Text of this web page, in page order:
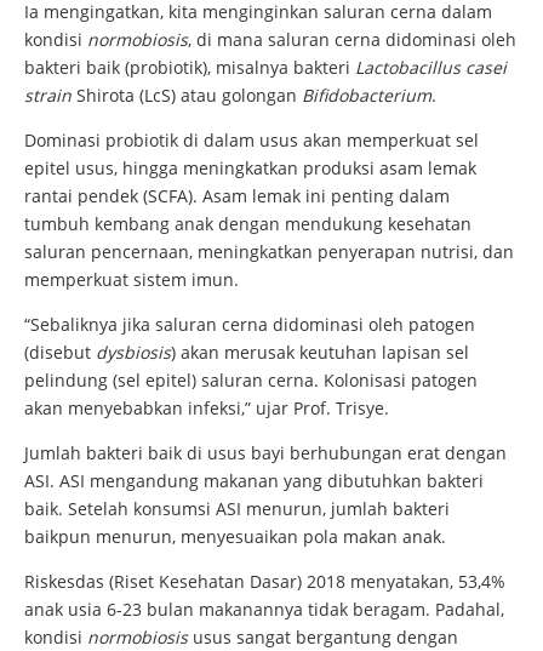
Ia mengingatkan, kita menginginkan saluran cerna dalam
kondisi normobiosis, di mana saluran cerna didominasi oleh
bakteri baik (probiotik), misalnya bakteri Lactobacillus casei
strain Shirota (LcS) atau golongan Bifidobacterium.
Dominasi probiotik di dalam usus akan memperkuat sel
epitel usus, hingga meningkatkan produksi asam lemak
rantai pendek (SCFA). Asam lemak ini penting dalam
tumbuh kembang anak dengan mendukung kesehatan
saluran pencernaan, meningkatkan penyerapan nutrisi, dan
memperkuat sistem imun.
“Sebaliknya jika saluran cerna didominasi oleh patogen
(disebut dysbiosis) akan merusak keutuhan lapisan sel
pelindung (sel epitel) saluran cerna. Kolonisasi patogen
akan menyebabkan infeksi,” ujar Prof. Trisye.
Jumlah bakteri baik di usus bayi berhubungan erat dengan
ASI. ASI mengandung makanan yang dibutuhkan bakteri
baik. Setelah konsumsi ASI menurun, jumlah bakteri
baikpun menurun, menyesuaikan pola makan anak.
Riskesdas (Riset Kesehatan Dasar) 2018 menyatakan, 53,4%
anak usia 6-23 bulan makanannya tidak beragam. Padahal,
kondisi normobiosisusus sangat bergantung dengan